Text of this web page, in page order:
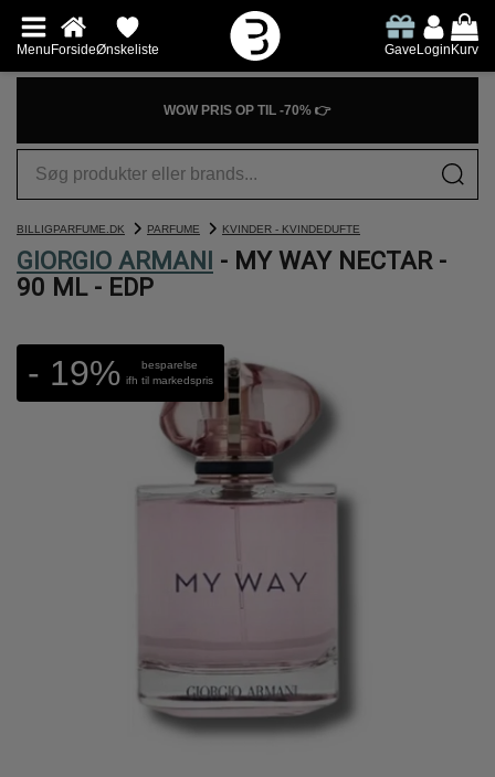
MenuForsideØnskeliste GaveLoginKurv
WOW PRIS OP TIL -70% 👉
BILLIGPARFUME.DK PARFUME KVINDER - KVINDEDUFTE
GIORGIO ARMANI - MY WAY NECTAR -
90 ML - EDP
- 19%
besparelse
ifh til markedspris